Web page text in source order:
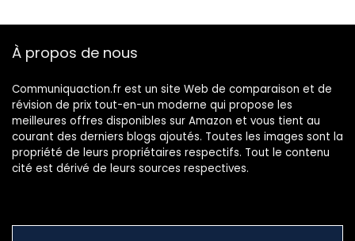
À propos de nous
Communiquaction.fr est un site Web de comparaison et de
révision de prix tout-en-un moderne qui propose les
meilleures offres disponibles sur Amazon et vous tient au
courant des derniers blogs ajoutés. Toutes les images sont la
propriété de leurs propriétaires respectifs. Tout le contenu
cité est dérivé de leurs sources respectives.